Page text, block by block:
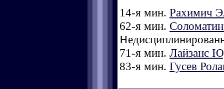
14-я мин. Рахимич
62-я мин.
71-я мин. Лайзанс
83-я мин. Гусев